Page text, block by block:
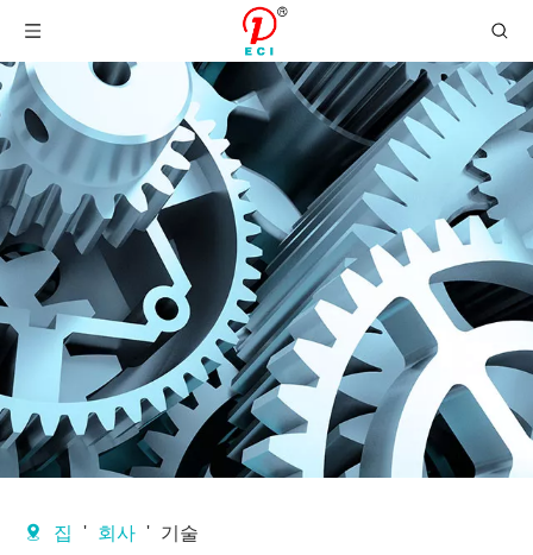
집 ' 회사 ' 기술